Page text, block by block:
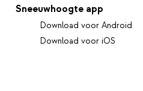
Sneeuwhoogte app
Download voor Android
Download voor iOS